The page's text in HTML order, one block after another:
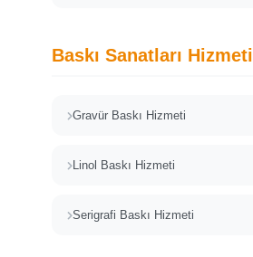
Baskı Sanatları Hizmeti
Gravür Baskı Hizmeti
Linol Baskı Hizmeti
Serigrafi Baskı Hizmeti